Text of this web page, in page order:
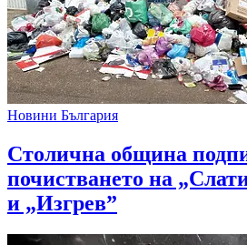
Новини България
Столична община
почистването на
и „Изгрев”